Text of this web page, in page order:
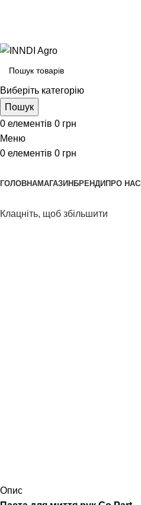
Виберіть категорію
Пошук
0 елементів 0 грн
Меню
0 елементів 0 грн
ГОЛОВНАМАГАЗИН БРЕНДИ ПРО НАС
Клацніть, щоб збільшити
Опис